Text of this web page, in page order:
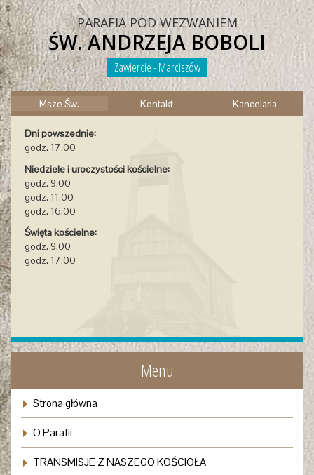
PARAFIA POD WEZWANIEM
ŚW. ANDRZEJA BOBOLI
Zawiercie - Marciszów
Msze Św. Kontakt Kancelaria
Dni powszednie:
godz. 17.00
Niedziele i uroczystości kościelne:
godz. 9.00
godz. 11.00
godz. 16.00
Święta kościelne:
godz. 9.00
godz. 17.00
Menu
Strona główna
O Parafii
TRANSMISJE Z NASZEGO KOŚCIOŁA